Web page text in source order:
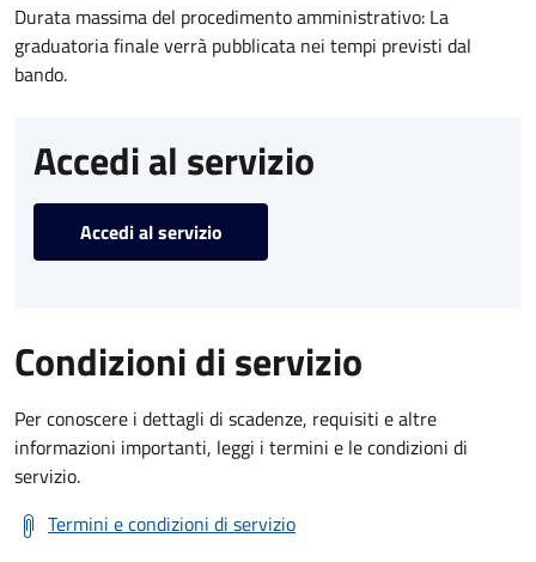
Durata massima del procedimento amministrativo: La
graduatoria finale verrà pubblicata nei tempi previsti dal
bando.
Accedi al servizio
Accedi al servizio
Condizioni di servizio
Per conoscere i dettagli di scadenze, requisiti e altre
informazioni importanti, leggi i termini e le condizioni di
servizio.
Termini e condizioni di servizio